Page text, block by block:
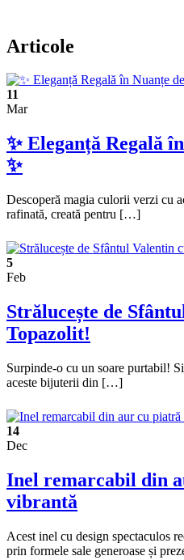
Articole
11
Mar
✨ Eleganță Regală
✨
Descoperă magia culorii verzi cu
rafinată, creată pentru […]
5
Feb
Strălucește de
Topazolit!
Surpinde-o cu un soare purtabil!
aceste bijuterii din […]
14
Dec
Inel remarcabil din
vibrantă
Acest inel cu design spectaculos
prin formele sale generoase și